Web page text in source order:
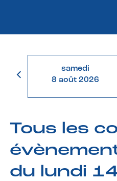
samedi
8 août 2026
Tous les
du lundi